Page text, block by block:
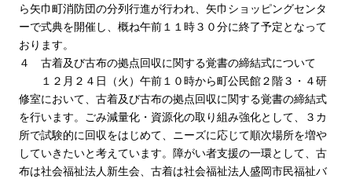
ら矢巾町消防団の分列行進が行われ、矢巾ショッピングセンタ
ーで式典を開催し、概ね午前１１時３０分に終了予定となって
おります。
４ 古着及び古布の拠点回収に関する覚書の締結式について
１２月２４日（火）午前１０時から町公民館２階３・４研
修室において、古着及び古布の拠点回収に関する覚書の締結式
を行います。ごみ減量化・資源化の取り組み強化として、３カ
所で試験的に回収をはじめて、ニーズに応じて順次場所を増や
していきたいと考えています。障がい者支援の一環として、古
布は社会福祉法人新生会、古着は社会福祉法人盛岡市民福祉バ